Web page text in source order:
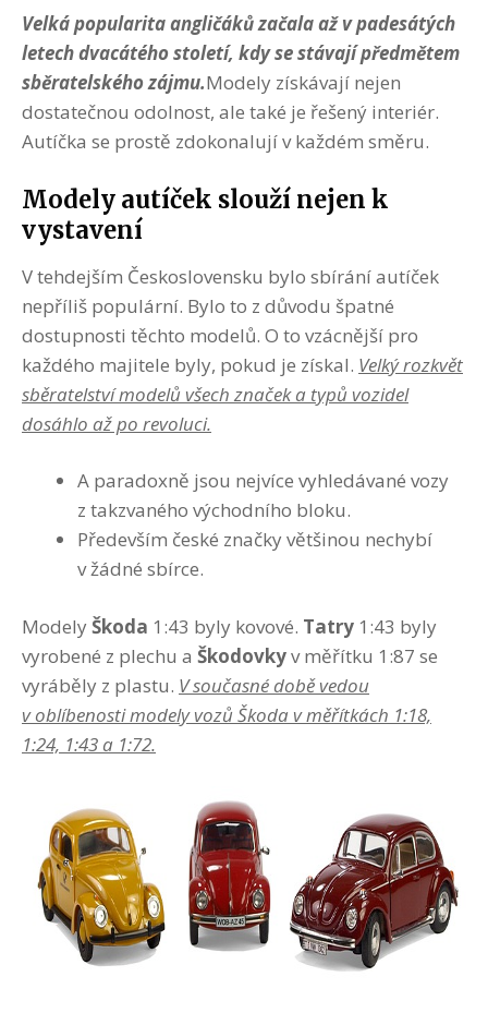
Velká popularita angličáků začala až v padesátých
letech dvacátého století, kdy se stávají předmětem
sběratelského zájmu.Modely získávají nejen
dostatečnou odolnost, ale také je řešený interiér.
Autíčka se prostě zdokonalují v každém směru.
Modely autíček slouží nejen k
vystavení
V tehdejším Československu bylo sbírání autíček
nepříliš populární. Bylo to z důvodu špatné
dostupnosti těchto modelů. O to vzácnější pro
každého majitele byly, pokud je získal. Velký rozkvět
sběratelství modelů všech značek a typů vozidel
dosáhlo až po revoluci.
A paradoxně jsou nejvíce vyhledávané vozy
z takzvaného východního bloku.
Především české značky většinou nechybí
v žádné sbírce.
ModelyŠkoda 1:43 byly kovové. Tatry 1:43 byly
vyrobené z plechu a Škodovkyv měřítku 1:87 se
vyráběly z plastu. V současné době vedou
v oblíbenosti modely vozů Škoda v měřítkách 1:18,
1:24, 1:43 a 1:72.